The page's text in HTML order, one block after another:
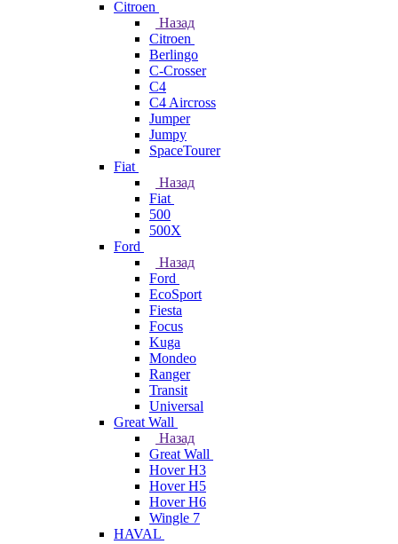
Citroen
Назад
Citroen
Berlingo
C-Crosser
C4
C4 Aircross
Jumper
Jumpy
SpaceTourer
Fiat
Назад
Fiat
500
500X
Ford
Назад
Ford
EcoSport
Fiesta
Focus
Kuga
Mondeo
Ranger
Transit
Universal
Great Wall
Назад
Great Wall
Hover H3
Hover H5
Hover H6
Wingle 7
HAVAL